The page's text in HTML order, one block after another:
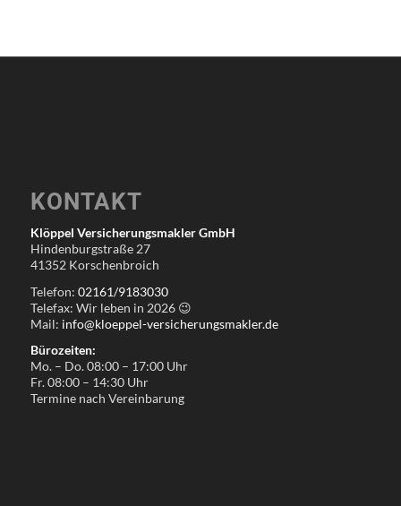
KONTAKT
Klöppel Versicherungsmakler GmbH
Hindenburgstraße 27
41352 Korschenbroich
Telefon: 02161/9183030
Telefax: Wir leben in 2026 😉
Mail: info@kloeppel-versicherungsmakler.de
Bürozeiten:
Mo. – Do. 08:00 – 17:00 Uhr
Fr. 08:00 – 14:30 Uhr
Termine nach Vereinbarung